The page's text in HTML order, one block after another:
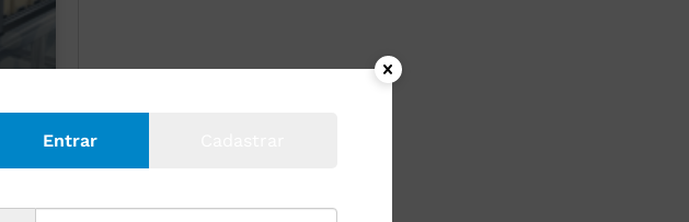
Entrar